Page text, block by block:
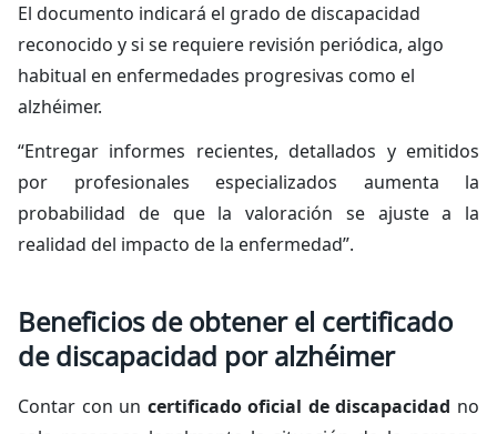
El documento indicará el grado de discapacidad
reconocido y si se requiere revisión periódica, algo
habitual en enfermedades progresivas como el
alzhéimer.
“Entregar informes recientes, detallados y emitidos
por profesionales especializados aumenta la
probabilidad de que la valoración se ajuste a la
realidad del impacto de la enfermedad”.
Beneficios de obtener el certificado
de discapacidad por alzhéimer
Contar con un certificado oficial de discapacidad no